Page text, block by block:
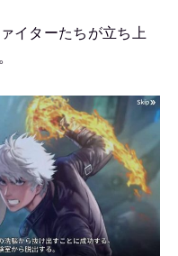
イターたちが立ち上